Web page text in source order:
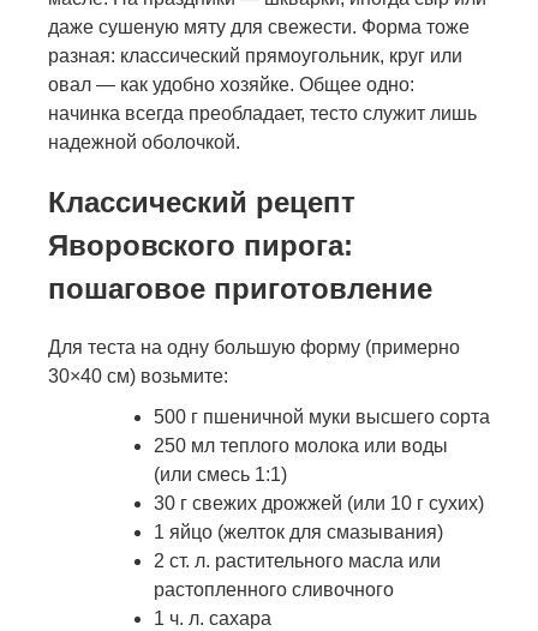
даже сушеную мяту для свежести. Форма тоже
разная: классический прямоугольник, круг или
овал — как удобно хозяйке. Общее одно:
начинка всегда преобладает, тесто служит лишь
надежной оболочкой.
Классический рецепт
Яворовского пирога:
пошаговое приготовление
Для теста на одну большую форму (примерно
30×40 см) возьмите:
500 г пшеничной муки высшего сорта
250 мл теплого молока или воды
(или смесь 1:1)
30 г свежих дрожжей (или 10 г сухих)
1 яйцо (желток для смазывания)
2 ст. л. растительного масла или
растопленного сливочного
1 ч. л. сахара